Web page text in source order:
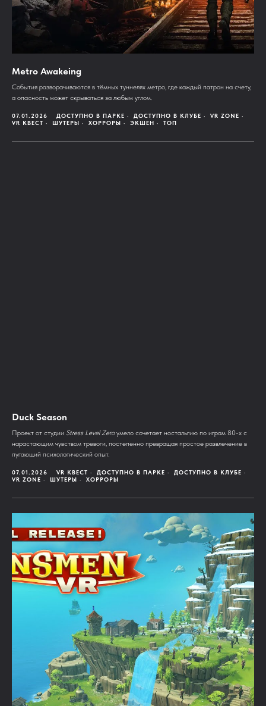
Metro Awakeing
События разворачиваются в тёмных туннелях метро, где каждый патрон на счету,
а опасность может скрываться за любым углом.
07.01.2026 ДОСТУПНО В ПАРКЕ ДОСТУПНО В КЛУБЕ
VR ZONE
VR КВЕСТ
ШУТЕРЫ ХОРРОРЫ ЭКШЕН ТОП
Duck Season
Проект от студии Stress Level Zeroумело сочетает ностальгию по играм 80-х с
нарастающим чувством тревоги, постепенно превращая простое развлечение в
пугающий психологический опыт.
07.01.2026 VR КВЕСТ ДОСТУПНО В ПАРКЕ
ДОСТУПНО В КЛУБЕ
VR ZONE
ШУТЕРЫ ХОРРОРЫ